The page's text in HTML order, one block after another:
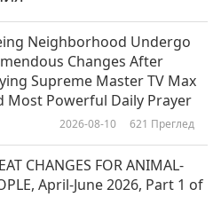
and Riteish Deshmukh
vegans): To Bollywood and
Imagining the Future,
Neighborhood Undergo
Changes After
Supreme Master TV Max
Most Powerful Daily Prayer
2026-08-10 621 Преглед
CHANGES FOR ANIMAL-
April-June 2026, Part 1 of